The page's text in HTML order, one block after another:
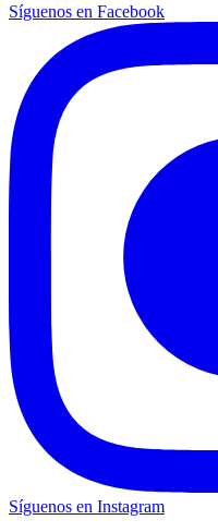
Síguenos en Facebook
Síguenos en Instagram